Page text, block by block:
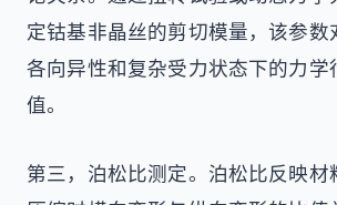
定钴基非晶丝的剪切模量，该参数
各向异性和复杂受力状态下的力学
值。
第三，泊松比测定。泊松比反映材